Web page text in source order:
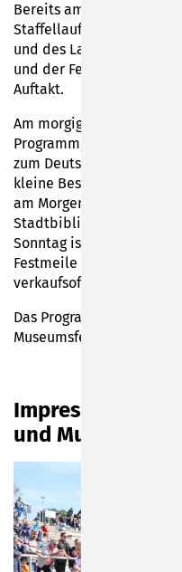
Bereits am Nachmittag
Staffellauf im Stadion um
und des Landrates
und der Feuerzauber im
Auftakt.
Am morgigen Samstag
Programm, das sich
zum Deutschen
kleine Besucher sowie
am Morgen starten im
Stadtbibliothek sowie die
Sonntag ist ebenfalls mit
Festmeile gefüllt und
verkaufsoffenen Sonntag
Das Programm für die
Museumsfest finden Sie
Impressionen
und